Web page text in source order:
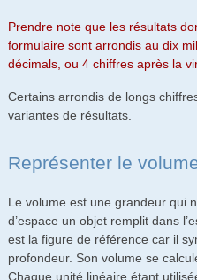
Prendre note que les résultats
formulaire sont arrondis au dix
décimals, ou 4 chiffres après la
Certains arrondis de longs
variantes de résultats.
Représenter le
Le volume est une grandeur qui
d’espace un objet remplit dans
est la figure de référence car il
profondeur. Son volume se
Chaque unité linéaire étant